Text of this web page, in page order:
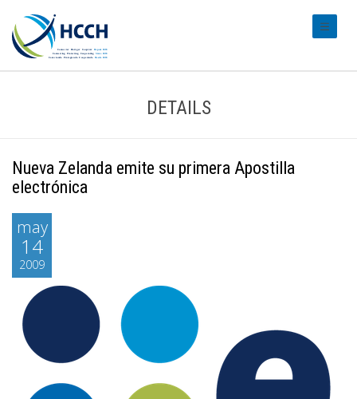
DETAILS
Nueva Zelanda emite su primera Apostilla
electrónica
may
14
2009